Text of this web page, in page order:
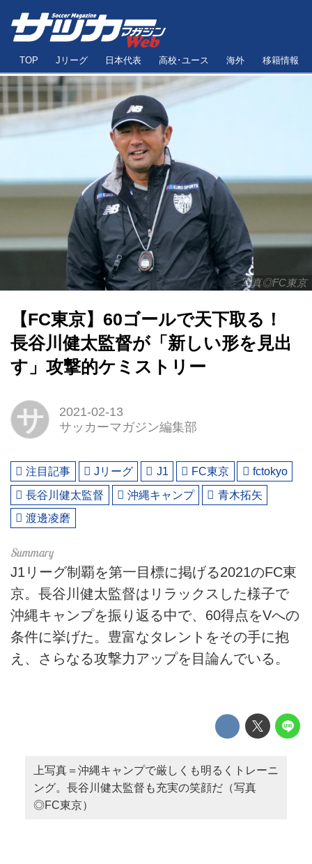
TOP Jリーグ 日本代表 高校･ユース 海外 移籍情報
写真◎FC東京
【FC東京】60ゴールで天下取る！
長谷川健太監督が「新しい形を見出
す」攻撃的ケミストリー
サ
2021-02-13
サッカーマガジン編集部
注目記事 Jリーグ J1 FC東京
fctokyo
長谷川健太監督
沖縄キャンプ
青木拓矢
渡邊凌磨
J1リーグ制覇を第一目標に掲げる2021のFC東
京。長谷川健太監督はリラックスした様子で
沖縄キャンプを振り返る中で、60得点をVへの
条件に挙げた。豊富なタレントをその手に抱
え、さらなる攻撃力アップを目論んでいる。
上写真＝沖縄キャンプで厳しくも明るくトレーニ
ング。長谷川健太監督も充実の笑顔だ（写真
◎FC東京）